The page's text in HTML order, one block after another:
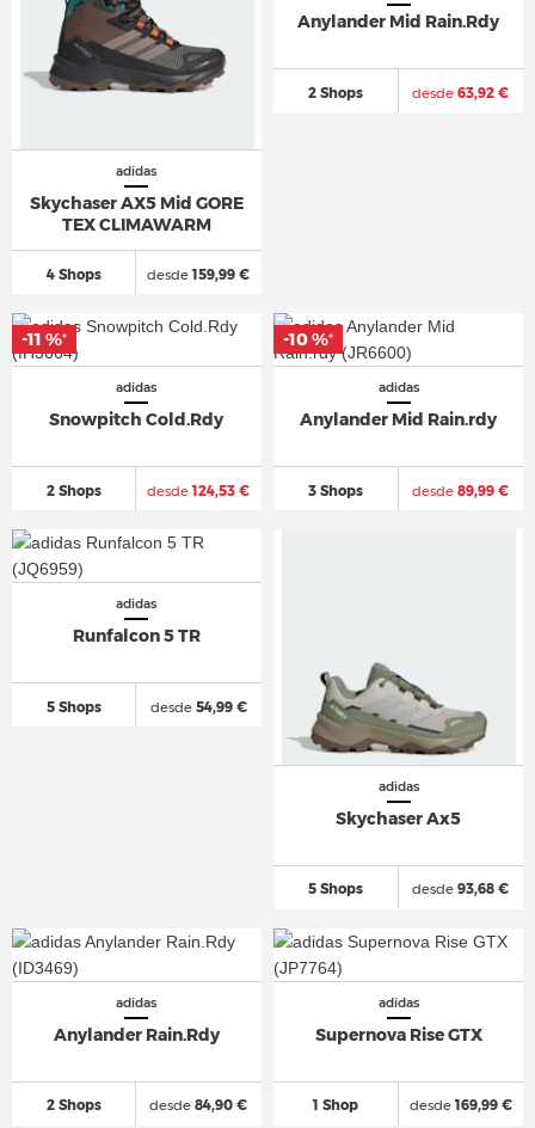
adidas
Skychaser AX5 Mid GORE
TEX CLIMAWARM
4 Shops desde159,99 €
Anylander Mid Rain.Rdy
2 Shops desde 63,92 €
adidas
Snowpitch Cold.Rdy
2 Shops desde124,53 €
-11 %*
adidas
Anylander Mid Rain.rdy
3 Shops desde 89,99 €
-10 %*
adidas
Runfalcon 5 TR
5 Shops desde54,99 €
adidas
Skychaser Ax5
5 Shops desde 93,68 €
adidas
Anylander Rain.Rdy
2 Shops desde 84,90 €
adidas
Supernova Rise GTX
1 Shop desde169,99 €